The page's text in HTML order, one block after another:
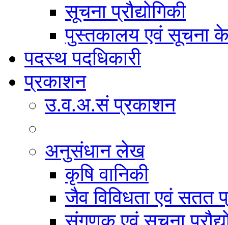
सूचना प्रौद्योगिकी
पुस्तकालय एवं सूचना
पदस्थ पदधिकारी
प्रकाशन
उ.व.अ.सं प्रकाशन
अनुसंधान लेख
कृषि वानिकी
जैव विविधता एवं सतत